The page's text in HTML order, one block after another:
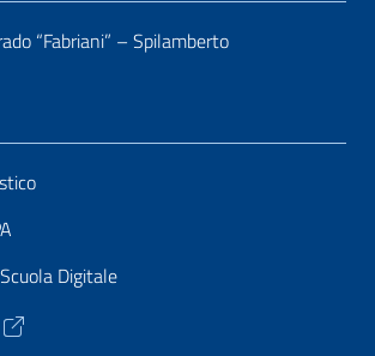
“Fabriani” – Spilamberto
Digitale